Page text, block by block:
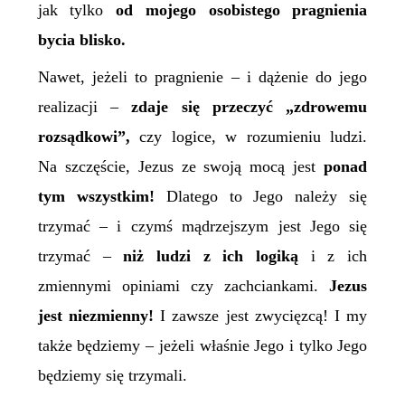
jak tylkood mojego osobistego pragnienia
bycia blisko.
Nawet, jeżeli to pragnienie – i dążenie do jego
realizacji –zdaje się przeczyć „zdrowemu
rozsądkowi”,czy logice, w rozumieniu ludzi.
Na szczęście, Jezus ze swoją mocą jestponad
tym wszystkim! Dlatego to Jego należy się
trzymać – i czymś mądrzejszym jest Jego się
trzymać –niż ludzi z ich logiką i z ich
zmiennymi opiniami czy zachciankami. Jezus
jest niezmienny!I zawsze jest zwycięzcą! I my
także będziemy – jeżeli właśnie Jego i tylko Jego
będziemy się trzymali.